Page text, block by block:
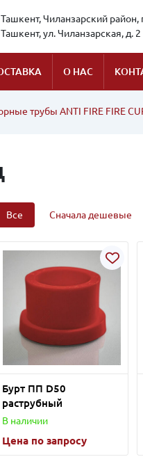
Ташкент, Чиланзарский район,
Ташкент, ул. Чиланзарская, д. 2
О НАС
трубы ANTI FIRE FIRE
Все Сначала дешевые
Бурт ПП D50
раструбный
В наличии
Цена по запросу